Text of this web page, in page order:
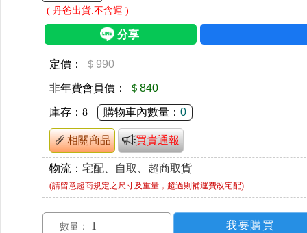
( 丹爸出貨.不含運 )
定價： ＄990
非年費會員價： ＄840
庫存：8 購物車內數量：0
相關商品 買貴通報
物流：宅配、自取、超商取貨
(請留意超商規定之尺寸及重量，超過則補運費改宅配)
數量：